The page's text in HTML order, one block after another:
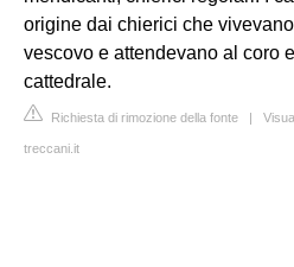
origine dai chierici che
vescovo e attendevano al coro
cattedrale.
Richiesta di rimozione della fonte |
treccani.it